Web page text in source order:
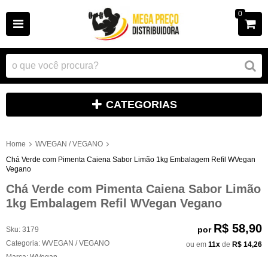
0
CATEGORIAS
Home
WVEGAN / VEGANO
Chá Verde com Pimenta Caiena Sabor Limão 1kg Embalagem Refil WVegan
Vegano
Chá Verde com Pimenta Caiena Sabor Limão
1kg Embalagem Refil WVegan Vegano
Sku: 3179
Categoria: WVEGAN / VEGANO
por R$ 58,90
ou em 11x de R$ 14,26